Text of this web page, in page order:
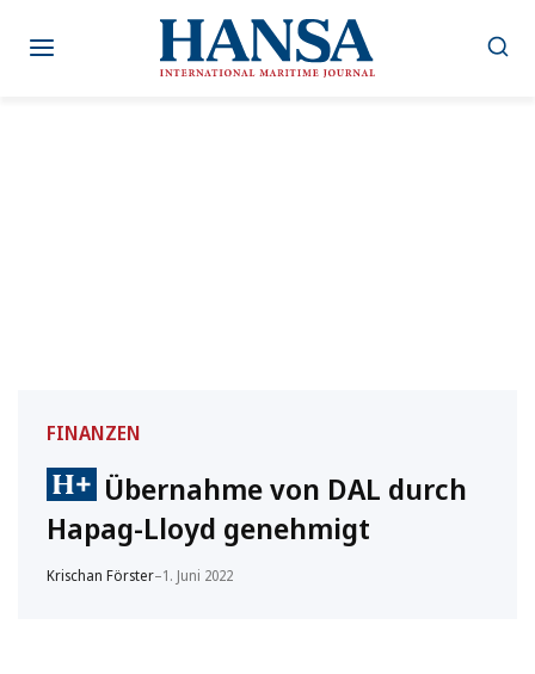
Inhalt
FINANZEN
Übernahme von DAL durch
Hapag-Lloyd genehmigt
Krischan Förster–1. Juni 2022